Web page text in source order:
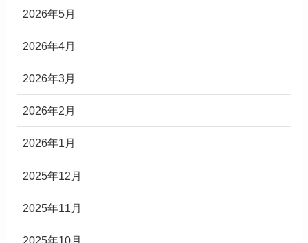
2026年5月
2026年4月
2026年3月
2026年2月
2026年1月
2025年12月
2025年11月
2025年10月